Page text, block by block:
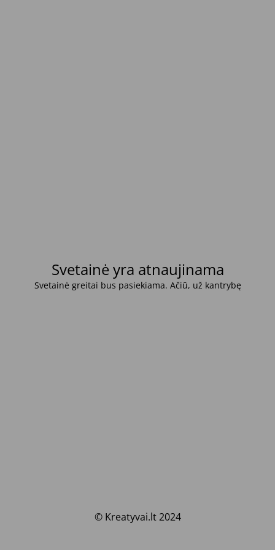
Svetainė yra atnaujinama
Svetainė greitai bus pasiekiama. Ačiū, už kantrybę
© Kreatyvai.lt 2024